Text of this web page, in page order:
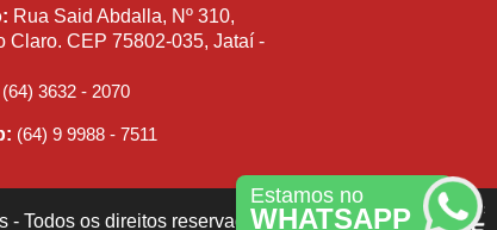
Estamos no
WHATSAPP
Rua Said Abdalla, Nº 310,
Claro. CEP 75802-035, Jataí -
(64) 3632 - 2070
(64) 9 9988 - 7511
- Todos os direitos reservados